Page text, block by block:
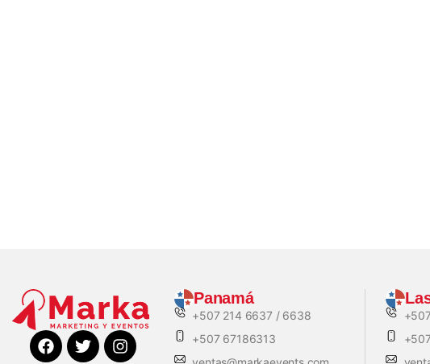
Panamá
+507 214 6637 / 6638
+507 67186313